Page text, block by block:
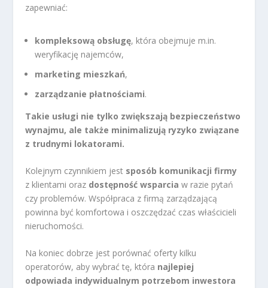
zapewniać:
kompleksową obsługę, która obejmuje m.in.
weryfikację najemców,
marketing mieszkań,
zarządzanie płatnościami.
Takie usługi nie tylko zwiększają bezpieczeństwo
wynajmu, ale także minimalizują ryzyko związane
z trudnymi lokatorami.
Kolejnym czynnikiem jest sposób komunikacji firmy
z klientami oraz dostępność wsparcia w razie pytań
czy problemów. Współpraca z firmą zarządzającą
powinna być komfortowa i oszczędzać czas właścicieli
nieruchomości.
Na koniec dobrze jest porównać oferty kilku
operatorów, aby wybrać tę, która najlepiej
odpowiada indywidualnym potrzebom inwestora